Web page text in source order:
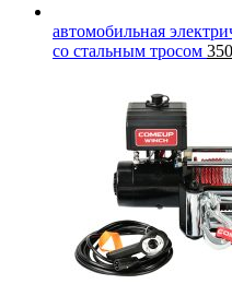
автомобильная
со стальным тросом